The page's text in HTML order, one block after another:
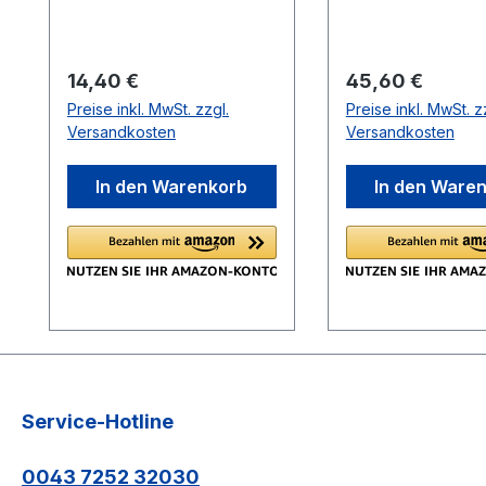
lösemittelbasierender
Farben.
Regulärer Preis:
14,40 €
Preise inkl. MwSt. zzgl.
Versandkosten
In den Warenkorb
zum Auftragen
Osmo
auf die
Terrassendielen
allen
Holzanstrichen
die Behandlung
glatten und
Farbaufnahme
gleichmäßige
Inhalt:
Abstreifrillen 22
Regulärer Preis:
45,60 €
Preise inkl. MwSt.
Versandkosten
In den
Service-Hotline
0043 7252 32030